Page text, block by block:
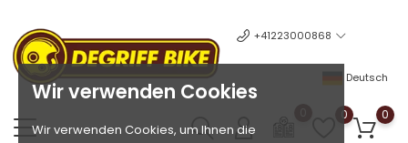
Wir verwenden Cookies
Wir verwenden Cookies, um Ihnen die
+41223000868
Deutsch
0 0